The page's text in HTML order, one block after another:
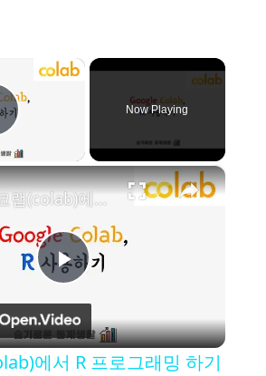
×
Video
Now Playing
×
P
l
구글 코랩(colab)에서 R 프로그래밍 하기
에서 R 프로그래밍 하기